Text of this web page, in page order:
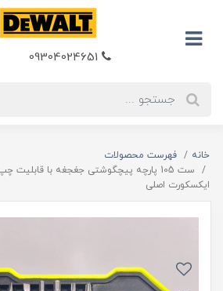
خانه
فهرست محصولات
ست 105 پارچه پیچگوشتی جغجغه با
ایکسکورت اصلی